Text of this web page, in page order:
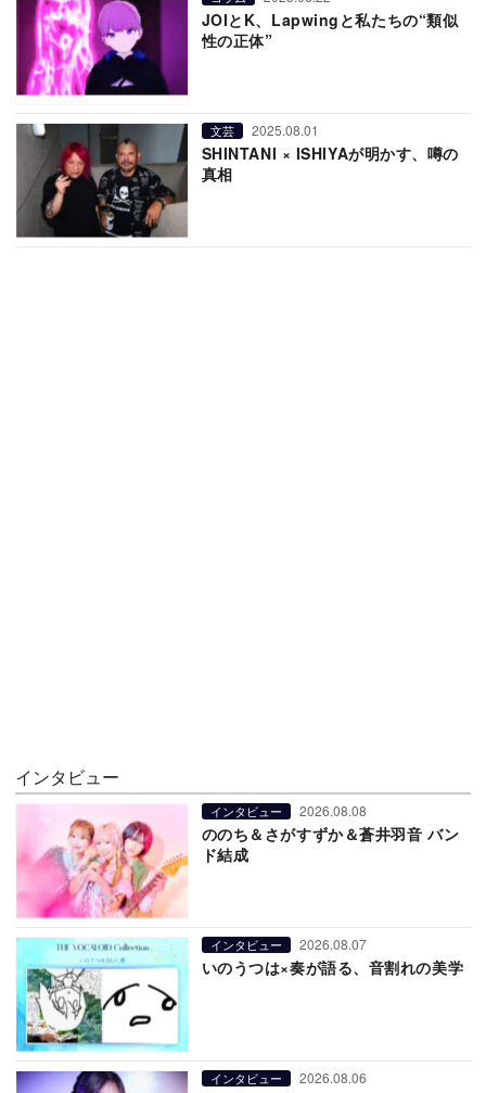
JOIとK、Lapwingと私たちの“類似
性の正体”
文芸 2025.08.01
SHINTANI × ISHIYAが明かす、噂の
真相
インタビュー
インタビュー 2026.08.08
ののち＆さがすずか＆蒼井羽音 バン
ド結成
インタビュー 2026.08.07
いのうつは×奏が語る、音割れの美学
インタビュー 2026.08.06